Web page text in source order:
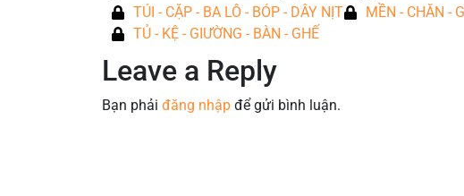
TÚI - CẶP - BA LÔ - BÓP - DÂY NỊT
MỀN - CHĂN -
TỦ - KỆ - GIƯỜNG - BÀN - GHẾ
Leave a Reply
Bạn phải đăng nhập để gửi bình luận.